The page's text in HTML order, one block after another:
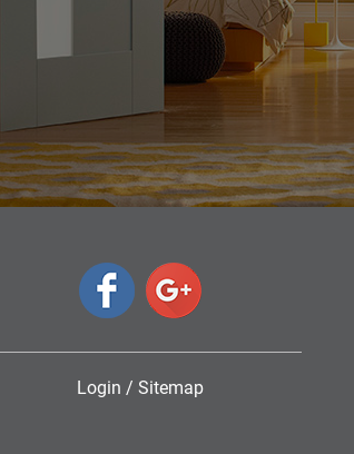
Login / Sitemap